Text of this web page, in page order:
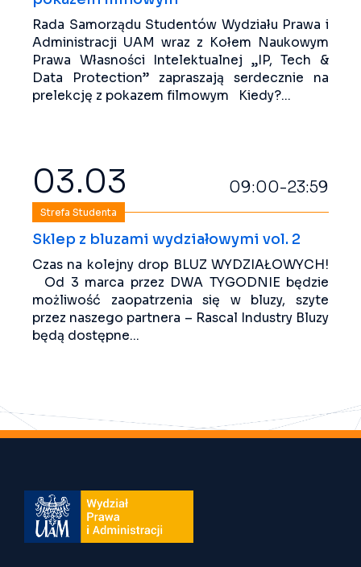
Rada Samorządu Studentów Wydziału Prawa i
Administracji UAM wraz z Kołem Naukowym
Prawa Własności Intelektualnej „IP, Tech &
Data Protection” zapraszają serdecznie na
prelekcję z pokazem filmowym Kiedy?...
03.03 09:00-23:59
Strefa Studenta
Sklep z bluzami wydziałowymi vol. 2
Czas na kolejny drop BLUZ WYDZIAŁOWYCH!
Od 3 marca przez DWA TYGODNIE będzie
możliwość zaopatrzenia się w bluzy, szyte
przez naszego partnera – Rascal Industry Bluzy
będą dostępne...